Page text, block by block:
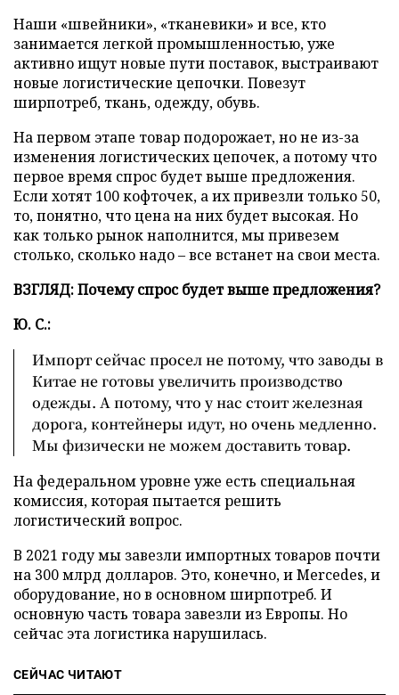
Наши «швейники», «тканевики» и все, кто
занимается легкой промышленностью, уже
активно ищут новые пути поставок, выстраивают
новые логистические цепочки. Повезут
ширпотреб, ткань, одежду, обувь.
На первом этапе товар подорожает, но не из-за
изменения логистических цепочек, а потому что
первое время спрос будет выше предложения.
Если хотят 100 кофточек, а их привезли только 50,
то, понятно, что цена на них будет высокая. Но
как только рынок наполнится, мы привезем
столько, сколько надо – все встанет на свои места.
ВЗГЛЯД: Почему спрос будет выше предложения?
Ю. С.:
Импорт сейчас просел не потому, что заводы в
Китае не готовы увеличить производство
одежды. А потому, что у нас стоит железная
дорога, контейнеры идут, но очень медленно.
Мы физически не можем доставить товар.
На федеральном уровне уже есть специальная
комиссия, которая пытается решить
логистический вопрос.
В 2021 году мы завезли импортных товаров почти
на 300 млрд долларов. Это, конечно, и Mercedes, и
оборудование, но в основном ширпотреб. И
основную часть товара завезли из Европы. Но
сейчас эта логистика нарушилась.
СЕЙЧАС ЧИТАЮТ